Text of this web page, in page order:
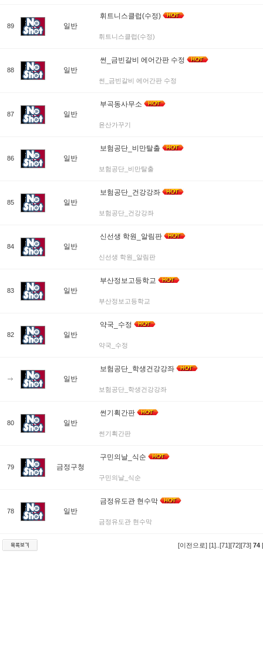
89 일반
휘트니스클럽(수정)
휘트니스클럽(수정)
88 일반
썬_금빈갈비 에어간판 수정
썬_금빈갈비 에어간판 수정
87 일반
부곡동사무소
윤산가꾸기
86 일반
보험공단_비만탈출
보험공단_비만탈출
85 일반
보험공단_건강강좌
보험공단_건강강좌
84 일반
신선생 학원_알림판
신선생 학원_알림판
83 일반
부산정보고등학교
부산정보고등학교
82 일반
약국_수정
약국_수정
일반
보험공단_학생건강강좌
보험공단_학생건강강좌
80 일반
썬기획간판
썬기획간판
79 금정구청
구민의날_식순
구민의날_식순
78 일반
금정유도관 현수막
금정유도관 현수막
[이전으로] [1] [71][72][73] 74